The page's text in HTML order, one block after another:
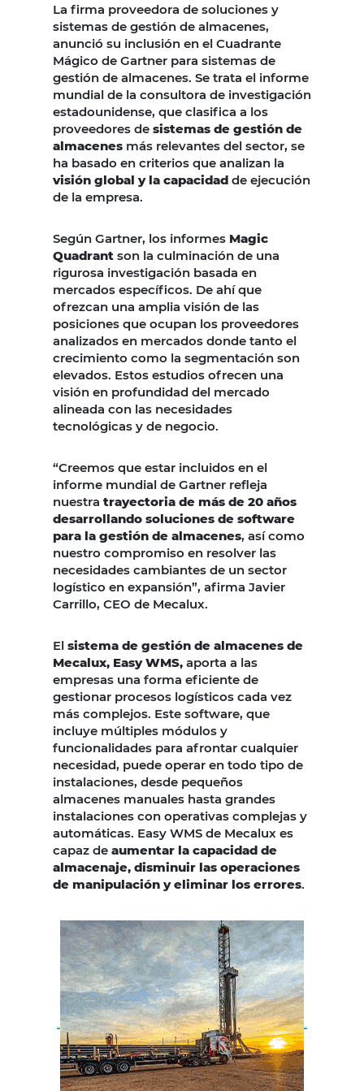
La firma proveedora de soluciones y
sistemas de gestión de almacenes,
anunció su inclusión en el Cuadrante
Mágico de Gartner para sistemas de
gestión de almacenes. Se trata el informe
mundial de la consultora de investigación
estadounidense, que clasifica a los
proveedores de sistemas de gestión de
almacenes más relevantes del sector, se
ha basado en criterios que analizan la
visión global y la capacidad de ejecución
de la empresa.
Según Gartner, los informes Magic
Quadrant son la culminación de una
rigurosa investigación basada en
mercados específicos. De ahí que
ofrezcan una amplia visión de las
posiciones que ocupan los proveedores
analizados en mercados donde tanto el
crecimiento como la segmentación son
elevados. Estos estudios ofrecen una
visión en profundidad del mercado
alineada con las necesidades
tecnológicas y de negocio.
“Creemos que estar incluidos en el
informe mundial de Gartner refleja
nuestra trayectoria de más de 20 años
desarrollando soluciones de software
para la gestión de almacenes, así como
nuestro compromiso en resolver las
necesidades cambiantes de un sector
logístico en expansión”, afirma Javier
Carrillo, CEO de Mecalux.
El sistema de gestión de almacenes de
Mecalux, Easy WMS, aporta a las
empresas una forma eficiente de
gestionar procesos logísticos cada vez
más complejos. Este software, que
incluye múltiples módulos y
funcionalidades para afrontar cualquier
necesidad, puede operar en todo tipo de
instalaciones, desde pequeños
almacenes manuales hasta grandes
instalaciones con operativas complejas y
automáticas. Easy WMS de Mecalux es
capaz de aumentar la capacidad de
almacenaje, disminuir las operaciones
de manipulación y eliminar los errores.